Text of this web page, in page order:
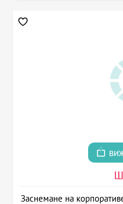
Заснемане на